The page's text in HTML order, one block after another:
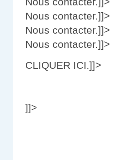
Nous contacter.]]>
Nous contacter.]]>
Nous contacter.]]>
CLIQUER ICI.]]>
]]>